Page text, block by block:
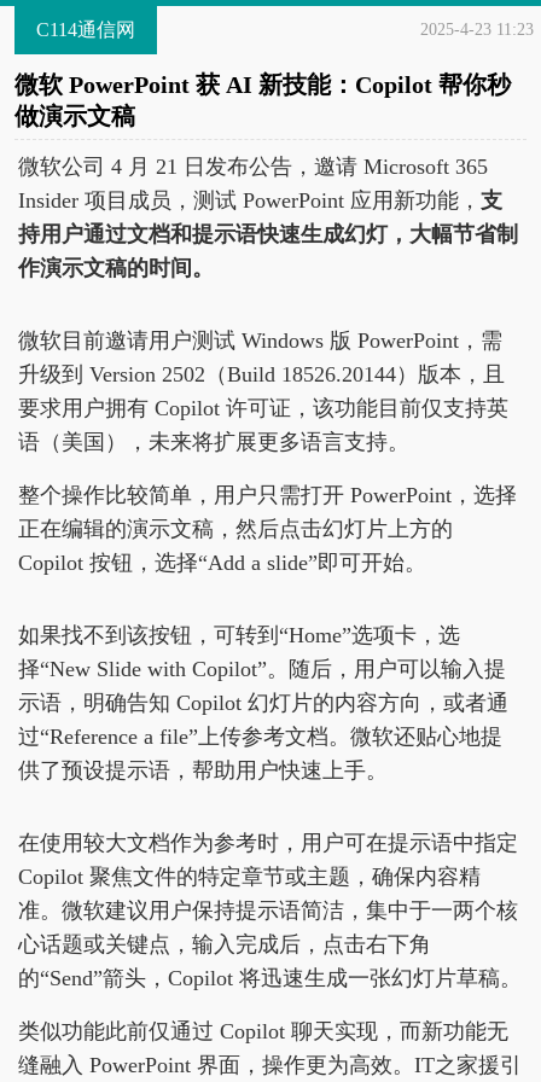
C114通信网 2025-4-23 11:23
微软 PowerPoint 获 AI 新技能：Copilot 帮你秒
做演示文稿
微软公司 4 月 21 日发布公告，邀请 Microsoft 365
Insider 项目成员，测试 PowerPoint 应用新功能， 支
持用户通过文档和提示语快速生成幻灯，大幅节省制
作演示文稿的时间。
微软目前邀请用户测试 Windows 版 PowerPoint，需
升级到 Version 2502（Build 18526.20144）版本，且
要求用户拥有 Copilot 许可证，该功能目前仅支持英
语（美国），未来将扩展更多语言支持。
整个操作比较简单，用户只需打开 PowerPoint，选择
正在编辑的演示文稿，然后点击幻灯片上方的
Copilot 按钮，选择“Add a slide”即可开始。
如果找不到该按钮，可转到“Home”选项卡，选
择“New Slide with Copilot”。随后，用户可以输入提
示语，明确告知 Copilot 幻灯片的内容方向，或者通
过“Reference a file”上传参考文档。微软还贴心地提
供了预设提示语，帮助用户快速上手。
在使用较大文档作为参考时，用户可在提示语中指定
Copilot 聚焦文件的特定章节或主题，确保内容精
准。微软建议用户保持提示语简洁，集中于一两个核
心话题或关键点，输入完成后，点击右下角
的“Send”箭头，Copilot 将迅速生成一张幻灯片草稿。
类似功能此前仅通过 Copilot 聊天实现，而新功能无
缝融入 PowerPoint 界面，操作更为高效。IT之家援引